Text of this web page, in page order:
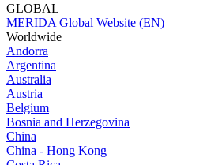
GLOBAL
MERIDA Global Website (EN)
Worldwide
Andorra
Argentina
Australia
Austria
Belgium
Bosnia and Herzegovina
China
China - Hong Kong